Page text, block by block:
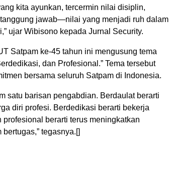
kita ayunkan, tercermin nilai disiplin,
jawab—nilai yang menjadi ruh dalam
ujar Wibisono kepada Jurnal Security.
Satpam ke-45 tahun ini mengusung tema
dan Profesional.” Tema tersebut
bersama seluruh Satpam di Indonesia.
satu barisan pengabdian. Berdaulat berarti
diri profesi. Berdedikasi berarti bekerja
berarti terus meningkatkan
tegasnya.[]